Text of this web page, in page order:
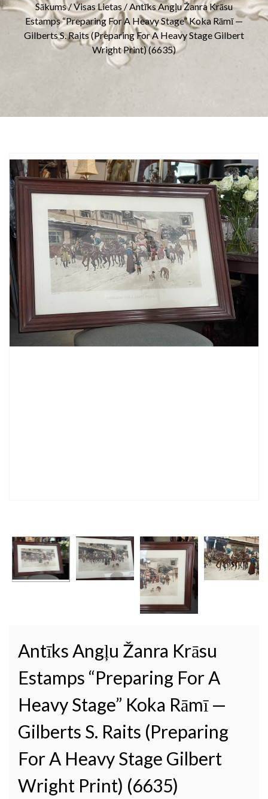
Sākums/Visas Lietas / Antīks Angļu Žanra Krāsu
Estamps “Preparing For A Heavy Stage” Koka Rāmī —
Gilberts S. Raits (preparing For A Heavy Stage Gilbert
Wright Print) (6635)
Antīks Angļu Žanra Krāsu
Estamps “Preparing For A
Heavy Stage” Koka Rāmī —
Gilberts S. Raits (preparing
For A Heavy Stage Gilbert
Wright Print) (6635)